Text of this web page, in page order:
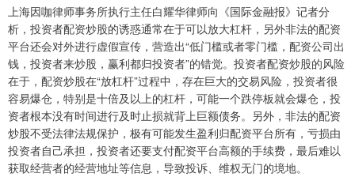
上海因咖律师事务所执行主任白耀华律师向《国际金融报》记者分
析，投资者配资炒股的诱惑通常在于可以放大杠杆，另外非法的配资
平台还会对外进行虚假宣传，营造出“低门槛或者零门槛，配资公司出
钱，投资者来炒股，赢利都归投资者”的错觉。投资者配资炒股的风险
在于，配资炒股在“放杠杆”过程中，存在巨大的交易风险，投资者很
容易爆仓，特别是十倍及以上的杠杆，可能一个跌停板就会爆仓，投
资者根本没有时间进行及时止损就背上巨额债务。另外，非法的配资
炒股不受法律法规保护，极有可能发生盈利归配资平台所有，亏损由
投资者自己承担，投资者还要支付配资平台高额的手续费，最后难以
获取经营者的经营地址等信息，导致投诉、维权无门的境地。